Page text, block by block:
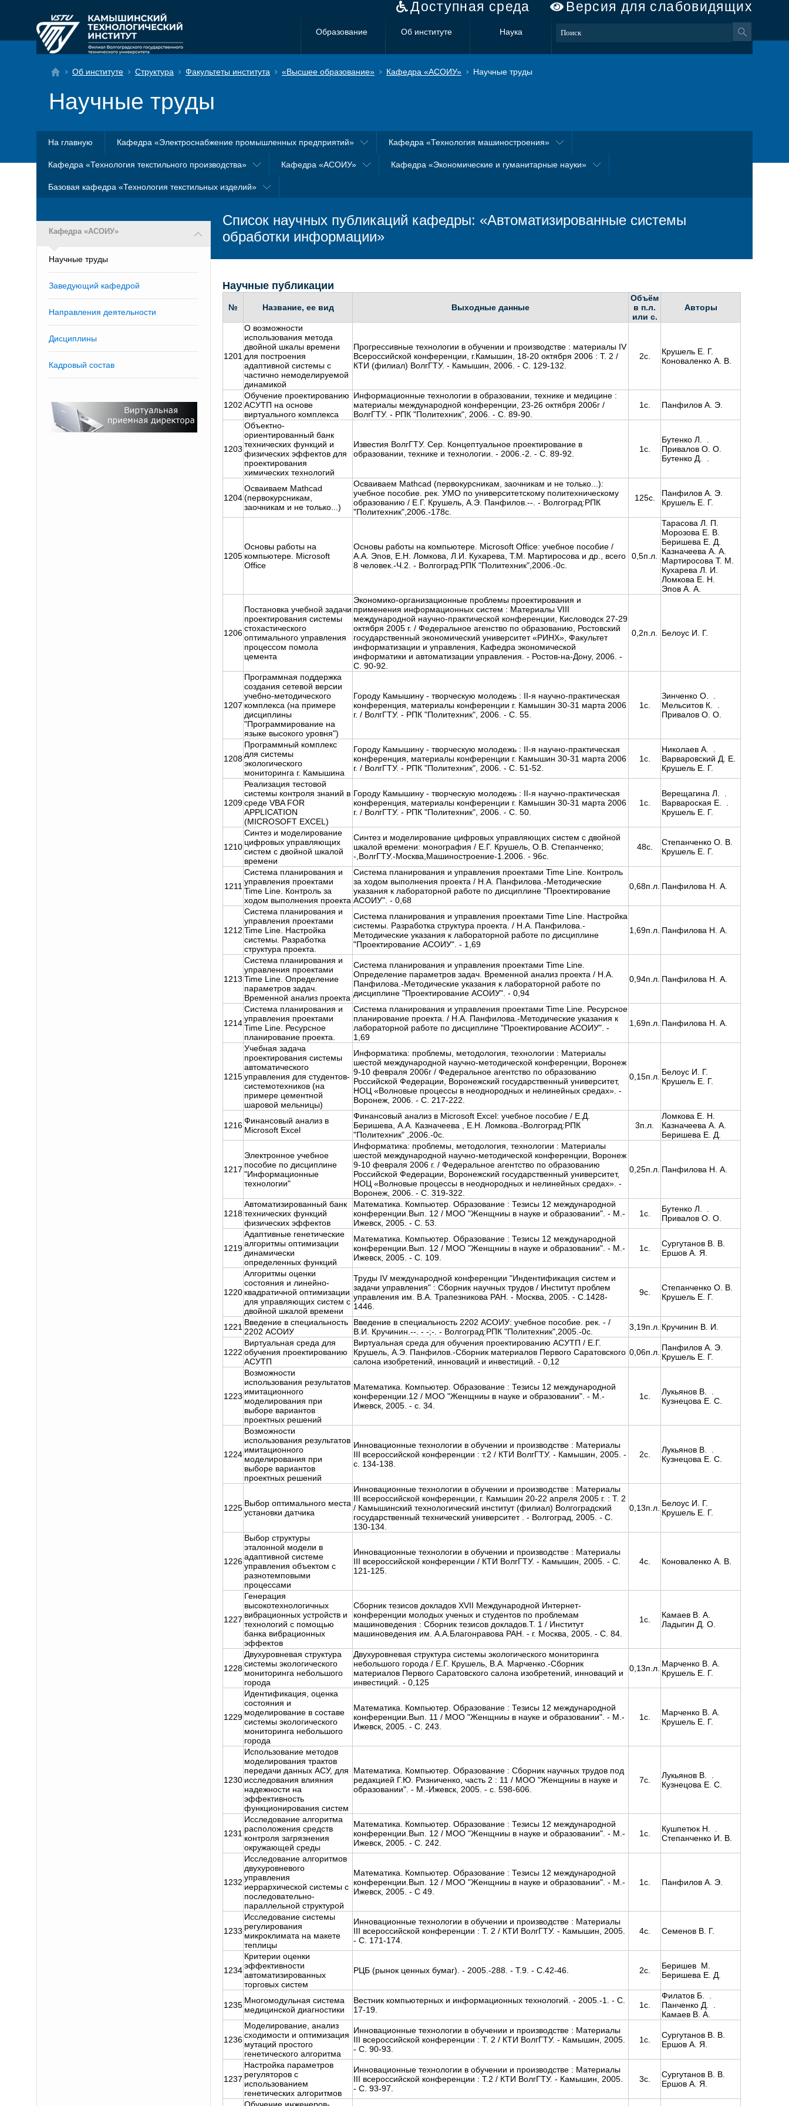
Доступная среда Версия для слабовидящих
Образование Об институте Наука
Об институте Структура Факультеты института «Высшее образование» Кафедра «АСОИУ» Научные труды
Научные труды
На главную Кафедра «Электроснабжение промышленных предприятий» Кафедра «Технология машиностроения»
Кафедра «Технология текстильного производства» Кафедра «АСОИУ» Кафедра «Экономические и гуманитарные науки»
Базовая кафедра «Технология текстильных изделий»
Кафедра «АСОИУ»
Научные труды
Заведующий кафедрой
Направления деятельности
Дисциплины
Кадровый состав
Список научных публикаций кафедры: «Автоматизированные системы
обработки информации»
Научные публикации
№ Название, ее вид Выходные данные
Объём
в п.л.
или с.
Авторы
1201
О возможности
использования метода
двойной шкалы времени
для построения
адаптивной системы с
частично немоделируемой
динамикой
Прогрессивные технологии в обучении и производстве : материалы IV
Всероссийской конференции, г.Камышин, 18-20 октября 2006 : Т. 2 /
КТИ (филиал) ВолгГТУ. - Камышин, 2006. - С. 129-132.
2с.
Крушель Е. Г.
Коноваленко А. В.
1202
Обучение проектированию
АСУТП на основе
виртуального комплекса
Информационные технологии в образовании, технике и медицине :
материалы международной конференции, 23-26 октября 2006г /
ВолгГТУ. - РПК "Политехник", 2006. - С. 89-90.
1с. Панфилов А. Э.
1203
Объектно-
ориентированный банк
технических функций и
физических эффектов для
проектирования
химических технологий
Известия ВолгГТУ. Сер. Концептуальное проектирование в
образовании, технике и технологии. - 2006.-2. - С. 89-92.
1с.
Бутенко Л. .
Привалов О. О.
Бутенко Д. .
1204
Осваиваем Mathcad
(первокурсникам,
заочникам и не только...)
Осваиваем Mathcad (первокурсникам, заочникам и не только...):
учебное пособие. рек. УМО по университетскому политехническому
образованию / Е.Г. Крушель, А.Э. Панфилов.--. - Волгоград:РПК
"Политехник",2006.-178c.
125с.
Панфилов А. Э.
Крушель Е. Г.
1205
Основы работы на
компьютере. Microsoft
Office
Основы работы на компьютере. Microsoft Office: учебное пособие /
А.А. Эпов, Е.Н. Ломкова, Л.И. Кухарева, Т.М. Мартиросова и др., всего
8 человек.-Ч.2. - Волгоград:РПК "Политехник",2006.-0c.
0,5п.л.
Тарасова Л. П.
Морозова Е. В.
Беришева Е. Д.
Казначеева А. А.
Мартиросова Т. М.
Кухарева Л. И.
Ломкова Е. Н.
Эпов А. А.
1206
Постановка учебной задачи
проектирования системы
стохастического
оптимального управления
процессом помола
цемента
Экономико-организационные проблемы проектирования и
применения информационных систем : Материалы VIII
международной научно-практической конференции, Кисловодск 27-29
октября 2005 г. / Федеральное агенство по образованию, Ростовский
государственный экономический университет «РИНХ», Факультет
информатизации и управления, Кафедра экономической
информатики и автоматизации управления. - Ростов-на-Дону, 2006. -
С. 90-92.
0,2п.л. Белоус И. Г.
1207
Программная поддержка
создания сетевой версии
учебно-методического
комплекса (на примере
дисциплины
"Программирование на
языке высокого уровня")
Городу Камышину - творческую молодежь : II-я научно-практическая
конференция, материалы конференции г. Камышин 30-31 марта 2006
г. / ВолгГТУ. - РПК "Политехник", 2006. - С. 55.
1с.
Зинченко О. .
Мельситов К. .
Привалов О. О.
1208
Программный комплекс
для системы
экологического
мониторинга г. Камышина
Городу Камышину - творческую молодежь : II-я научно-практическая
конференция, материалы конференции г. Камышин 30-31 марта 2006
г. / ВолгГТУ. - РПК "Политехник", 2006. - C. 51-52.
1с.
Николаев А. .
Варваровский Д. Е.
Крушель Е. Г.
1209
Реализация тестовой
системы контроля знаний в
среде VBA FOR
APPLICATION
(MICROSOFT EXCEL)
Городу Камышину - творческую молодежь : II-я научно-практическая
конференция, материалы конференции г. Камышин 30-31 марта 2006
г. / ВолгГТУ. - РПК "Политехник", 2006. - С. 50.
1с.
Верещагина Л. .
Варвароская Е. .
Крушель Е. Г.
1210
Синтез и моделирование
цифровых управляющих
систем с двойной шкалой
времени
Синтез и моделирование цифровых управляющих систем с двойной
шкалой времени: монография / Е.Г. Крушель, О.В. Степанченко;
-,ВолгГТУ.-Москва,Машиностроение-1.2006. - 96с.
48с.
Степанченко О. В.
Крушель Е. Г.
1211
Система планирования и
управления проектами
Time Line. Контроль за
ходом выполнения проекта
Система планирования и управления проектами Time Line. Контроль
за ходом выполнения проекта / Н.А. Панфилова.-Методические
указания к лабораторной работе по дисциплине "Проектирование
АСОИУ". - 0,68
0,68п.л. Панфилова Н. А.
1212
Система планирования и
управления проектами
Time Line. Настройка
системы. Разработка
структура проекта.
Система планирования и управления проектами Time Line. Настройка
системы. Разработка структура проекта. / Н.А. Панфилова.-
Методические указания к лабораторной работе по дисциплине
"Проектирование АСОИУ". - 1,69
1,69п.л. Панфилова Н. А.
1213
Система планирования и
управления проектами
Time Line. Определение
параметров задач.
Временной анализ проекта
Система планирования и управления проектами Time Line.
Определение параметров задач. Временной анализ проекта / Н.А.
Панфилова.-Методические указания к лабораторной работе по
дисциплине "Проектирование АСОИУ". - 0,94
0,94п.л. Панфилова Н. А.
1214
Система планирования и
управления проектами
Time Line. Ресурсное
планирование проекта.
Система планирования и управления проектами Time Line. Ресурсное
планирование проекта. / Н.А. Панфилова.-Методические указания к
лабораторной работе по дисциплине "Проектирование АСОИУ". -
1,69
1,69п.л. Панфилова Н. А.
1215
Учебная задача
проектирования системы
автоматического
управления для студентов-
системотехников (на
примере цементной
шаровой мельницы)
Информатика: проблемы, методология, технологии : Материалы
шестой международной научно-методической конференции, Воронеж
9-10 февраля 2006г / Федеральное агентство по образованию
Российской Федерации, Воронежский государственный университет,
НОЦ «Волновые процессы в неоднородных и нелинейных средах». -
Воронеж, 2006. - C. 217-222.
0,15п.л. Белоус И. Г.
Крушель Е. Г.
1216Финансовый анализ в
Miсrosoft Excel
Финансовый анализ в Miсrosoft Excel: учебное пособие / Е.Д.
Беришева, А.А. Казначеева , Е.Н. Ломкова.-Волгоград:РПК
"Политехник" ,2006.-0c.
3п.л.
Ломкова Е. Н.
Казначеева А. А.
Беришева Е. Д.
1217
Электронное учебное
пособие по дисциплине
"Информационные
технологии"
Информатика: проблемы, методология, технологии : Материалы
шестой международной научно-методической конференции, Воронеж
9-10 февраля 2006 г. / Федеральное агентство по образованию
Российской Федерации, Воронежский государственный университет,
НОЦ «Волновые процессы в неоднородных и нелинейных средах». -
Воронеж, 2006. - С. 319-322.
0,25п.л. Панфилова Н. А.
1218
Автоматизированный банк
технических функций
физических эффектов
Математика. Компьютер. Образование : Тезисы 12 международной
конференции.Вып. 12 / МОО "Женщниы в науке и образовании". - М.-
Ижевск, 2005. - С. 53.
1с.
Бутенко Л. .
Привалов О. О.
1219
Адаптивные генетические
алгоритмы оптимизации
динамически
определенных функций
Математика. Компьютер. Образование : Тезисы 12 международной
конференции.Вып. 12 / МОО "Женщниы в науке и образовании". - М.-
Ижевск, 2005. - С. 109.
1с.
Сургутанов В. В.
Ершов А. Я.
1220
Алгоритмы оценки
состояния и линейно-
квадратичной оптимизации
для управляющих систем с
двойной шкалой времени
Труды IV международной конференции "Индентификация систем и
задачи управления" : Сборник научных трудов / Институт проблем
управления им. В.А. Трапезникова РАН. - Москва, 2005. - С.1428-
1446.
9с.
Степанченко О. В.
Крушель Е. Г.
1221 Введение в специальность
2202 АСОИУ
Введение в специальность 2202 АСОИУ: учебное пособие. рек. - /
В.И. Кручинин.--. - -;-. - Волгоград:РПК "Политехник",2005.-0c.
3,19п.л. Кручинин В. И.
1222
Виртуальная среда для
обучения проектированию
АСУТП
Виртуальная среда для обучения проектированию АСУТП / Е.Г.
Крушель, А.Э. Панфилов.-Сборник материалов Первого Саратовского
салона изобретений, инноваций и инвестиций. - 0,12
0,06п.л. Панфилов А. Э.
Крушель Е. Г.
1223
Возможности
использования результатов
имитационного
моделирования при
выборе вариантов
проектных решений
Математика. Компьютер. Образование : Тезисы 12 международной
конференции.12 / МОО "Женщниы в науке и образовании". - М.-
Ижевск, 2005. - с. 34.
1с.
Лукьянов В. .
Кузнецова Е. С.
1224
Возможности
использования результатов
имитационного
моделирования при
выборе вариантов
проектных решений
Инновационные технологии в обучении и производстве : Материалы
III всероссийской конференции : т.2 / КТИ ВолгГТУ. - Камышин, 2005. -
с. 134-138.
2с.
Лукьянов В. .
Кузнецова Е. С.
1225 Выбор оптимального места
установки датчика
Инновационные технологии в обучении и производстве : Материалы
III всероссийской конференции, г. Камышин 20-22 апреля 2005 г. : Т. 2
/ Камышинский технологический институт (филиал) Волгоградский
государственный технический университет . - Волгоград, 2005. - C.
130-134.
0,13п.л. Белоус И. Г.
Крушель Е. Г.
1226
Выбор структуры
эталонной модели в
адаптивной системе
управления объектом с
разнотемповыми
процессами
Инновационные технологии в обучении и производстве : Материалы
III всероссийской конференции / КТИ ВолгГТУ. - Камышин, 2005. - C.
121-125.
4с. Коноваленко А. В.
1227
Генерация
высокотехнологичных
вибрационных устройств и
технологий с помощью
банка вибрационных
эффектов
Сборник тезисов докладов XVII Международной Интернет-
конференции молодых ученых и студентов по проблемам
машиноведения : Сборник тезисов докладов.Т. 1 / Институт
машиноведения им. А.А.Благонравова РАН. - г. Москва, 2005. - С. 84.
1с.
Камаев В. А.
Ладыгин Д. О.
1228
Двухуровневая структура
системы экологического
мониторинга небольшого
города
Двухуровневая структура системы экологического мониторинга
небольшого города / Е.Г. Крушель, В.А. Марченко.-Сборник
материалов Первого Саратовского салона изобретений, инноваций и
инвестиций. - 0,125
0,13п.л. Марченко В. А.
Крушель Е. Г.
1229
Идентификация, оценка
состояния и
моделирование в составе
системы экологического
мониторинга небольшого
города
Математика. Компьютер. Образование : Тезисы 12 международной
конференции.Вып. 11 / МОО "Женщниы в науке и образовании". - М.-
Ижевск, 2005. - С. 243.
1с.
Марченко В. А.
Крушель Е. Г.
1230
Использование методов
моделирования трактов
передачи данных АСУ, для
исследования влияния
надежности на
эффективность
функционирования систем
Математика. Компьютер. Образование : Сборник научных трудов под
редакцией Г.Ю. Ризниченко, часть 2 : 11 / МОО "Женщниы в науке и
образовании". - М.-Ижевск, 2005. - с. 598-606.
7с.
Лукьянов В. .
Кузнецова Е. С.
1231
Исследование алгоритма
расположения средств
контроля загрязнения
окружающей среды
Математика. Компьютер. Образование : Тезисы 12 международной
конференции.Вып. 12 / МОО "Женщниы в науке и образовании". - М.-
Ижевск, 2005. - С. 242.
1с.
Кушпетюк Н. .
Степанченко И. В.
1232
Исследование алгоритмов
двухуровневого
управления
иеррархической системы с
последовательно-
параллельной структурой
Математика. Компьютер. Образование : Тезисы 12 международной
конференции.Вып. 12 / МОО "Женщниы в науке и образовании". - М.-
Ижевск, 2005. - С 49.
1с. Панфилов А. Э.
1233
Исследование системы
регулирования
микроклимата на макете
теплицы
Инновационные технологии в обучении и производстве : Материалы
III всероссийской конференции : Т. 2 / КТИ ВолгГТУ. - Камышин, 2005.
- С. 171-174.
4с. Семенов В. Г.
1234
Критерии оценки
эффективности
автоматизированных
торговых систем
РЦБ (рынок ценных бумаг). - 2005.-288. - Т.9. - С.42-46. 2с.
Беришев М.
Беришева Е. Д.
1235 Многомодульная система
медицинской диагностики
Вестник компьютерных и информационных технологий. - 2005.-1. - С.
17-19.
1с.
Филатов Б. .
Панченко Д. .
Камаев В. А.
1236
Моделирование, анализ
сходимости и оптимизация
мутаций простого
генетического алгоритма
Инновационные технологии в обучении и производстве : Материалы
III всероссийской конференции : Т. 2 / КТИ ВолгГТУ. - Камышин, 2005.
- С. 90-93.
1с.
Сургутанов В. В.
Ершов А. Я.
1237
Настройка параметров
регуляторов с
использованием
генетических алгоритмов
Инновационные технологии в обучении и производстве : Материалы
III всероссийской конференции : Т.2 / КТИ ВолгГТУ. - Камышин, 2005.
- С. 93-97.
3с.
Сургутанов В. В.
Ершов А. Я.